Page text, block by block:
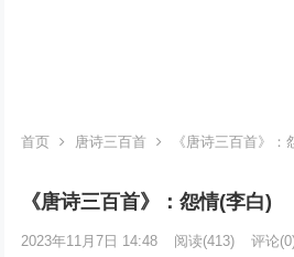
首页 唐诗三百首 《唐诗三百首》：
《唐诗三百首》：怨情(李白)
2023年11月7日 14:48 阅读(413) 评论